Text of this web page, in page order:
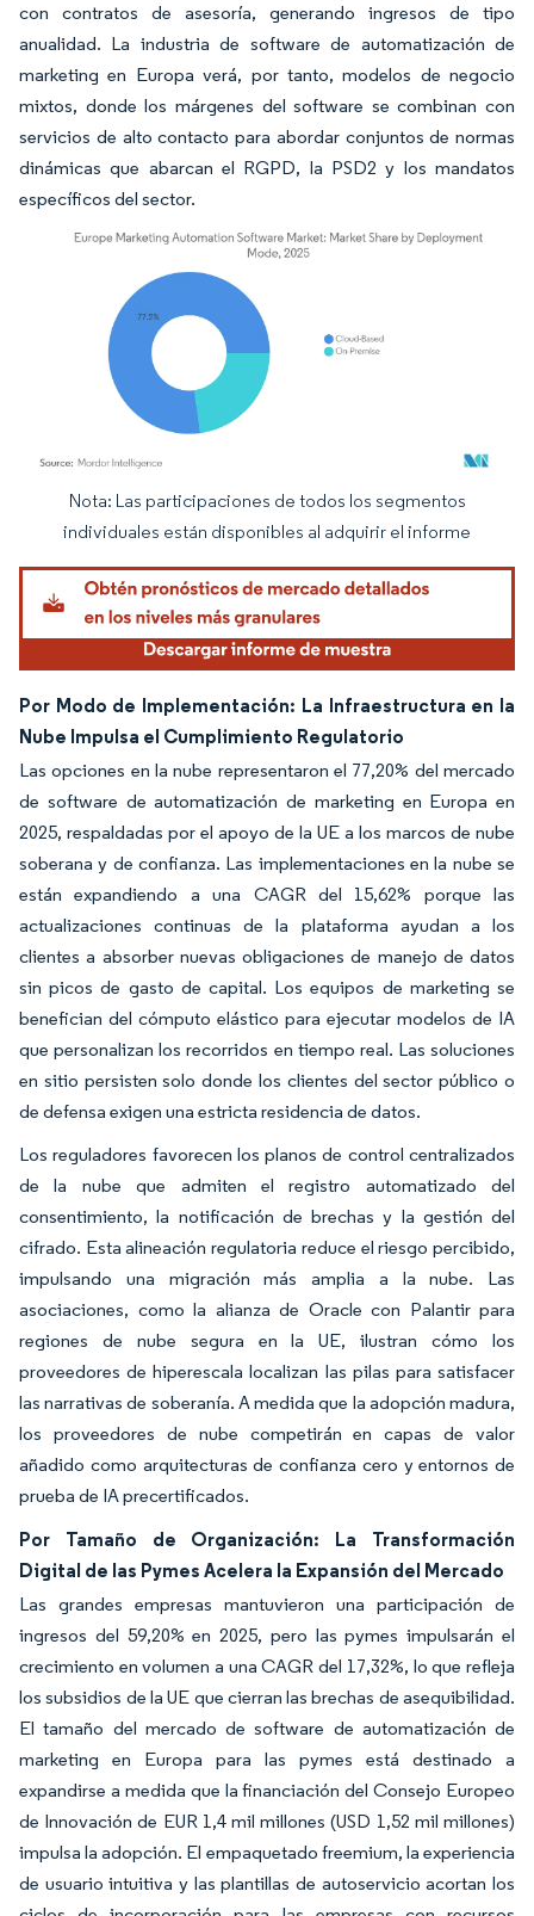
con contratos de asesoría, generando ingresos de tipo
anualidad. La industria de software de automatización de
marketing en Europa verá, por tanto, modelos de negocio
mixtos, donde los márgenes del software se combinan con
servicios de alto contacto para abordar conjuntos de normas
dinámicas que abarcan el RGPD, la PSD2 y los mandatos
específicos del sector.
Imagen © Mordor Intelligence. El uso requiere atribución según CC BY 4.0.
Nota: Las participaciones de todos los segmentos
individuales están disponibles al adquirir el informe
Por Modo de Implementación: La Infraestructura en la
Nube Impulsa el Cumplimiento Regulatorio
Las opciones en la nube representaron el 77,20% del mercado
de software de automatización de marketing en Europa en
2025, respaldadas por el apoyo de la UE a los marcos de nube
soberana y de confianza. Las implementaciones en la nube se
están expandiendo a una CAGR del 15,62% porque las
actualizaciones continuas de la plataforma ayudan a los
clientes a absorber nuevas obligaciones de manejo de datos
sin picos de gasto de capital. Los equipos de marketing se
benefician del cómputo elástico para ejecutar modelos de IA
que personalizan los recorridos en tiempo real. Las soluciones
en sitio persisten solo donde los clientes del sector público o
de defensa exigen una estricta residencia de datos.
Los reguladores favorecen los planos de control centralizados
de la nube que admiten el registro automatizado del
consentimiento, la notificación de brechas y la gestión del
cifrado. Esta alineación regulatoria reduce el riesgo percibido,
impulsando una migración más amplia a la nube. Las
asociaciones, como la alianza de Oracle con Palantir para
regiones de nube segura en la UE, ilustran cómo los
proveedores de hiperescala localizan las pilas para satisfacer
las narrativas de soberanía. A medida que la adopción madura,
los proveedores de nube competirán en capas de valor
añadido como arquitecturas de confianza cero y entornos de
prueba de IA precertificados.
Por Tamaño de Organización: La Transformación
Digital de las Pymes Acelera la Expansión del Mercado
Las grandes empresas mantuvieron una participación de
ingresos del 59,20% en 2025, pero las pymes impulsarán el
crecimiento en volumen a una CAGR del 17,32%, lo que refleja
los subsidios de la UE que cierran las brechas de asequibilidad.
El tamaño del mercado de software de automatización de
marketing en Europa para las pymes está destinado a
expandirse a medida que la financiación del Consejo Europeo
de Innovación de EUR 1,4 mil millones (USD 1,52 mil millones)
impulsa la adopción. El empaquetado freemium, la experiencia
de usuario intuitiva y las plantillas de autoservicio acortan los